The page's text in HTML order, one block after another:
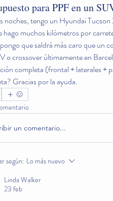
para PPF en un
noches, tengo un Hyundai
hago muchos kilómetros por
que saldrá más caro que un
o crossover últimamente en
completa (frontal + laterales +
Gracias por la ayuda.
un comentario...
según: Lo más nuevo
Linda Walker
23 feb